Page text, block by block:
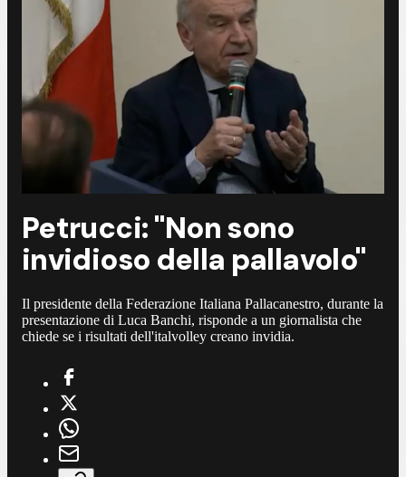
Petrucci: "Non sono
invidioso della pallavolo"
Il presidente della Federazione Italiana Pallacanestro, durante la
presentazione di Luca Banchi, risponde a un giornalista che
chiede se i risultati dell'italvolley creano invidia.